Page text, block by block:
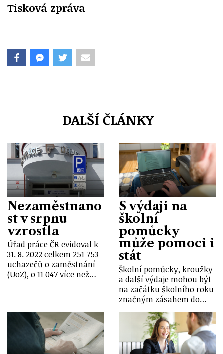
Tisková zpráva
DALŠÍ ČLÁNKY
Nezaměstnano
st v srpnu
vzrostla
Úřad práce ČR evidoval k
31. 8. 2022 celkem 251 753
uchazečů o zaměstnání
(UoZ), o 11 047 více než…
S výdaji na
školní
pomůcky
může pomoci i
stát
Školní pomůcky, kroužky
a další výdaje mohou být
na začátku školního roku
značným zásahem do…